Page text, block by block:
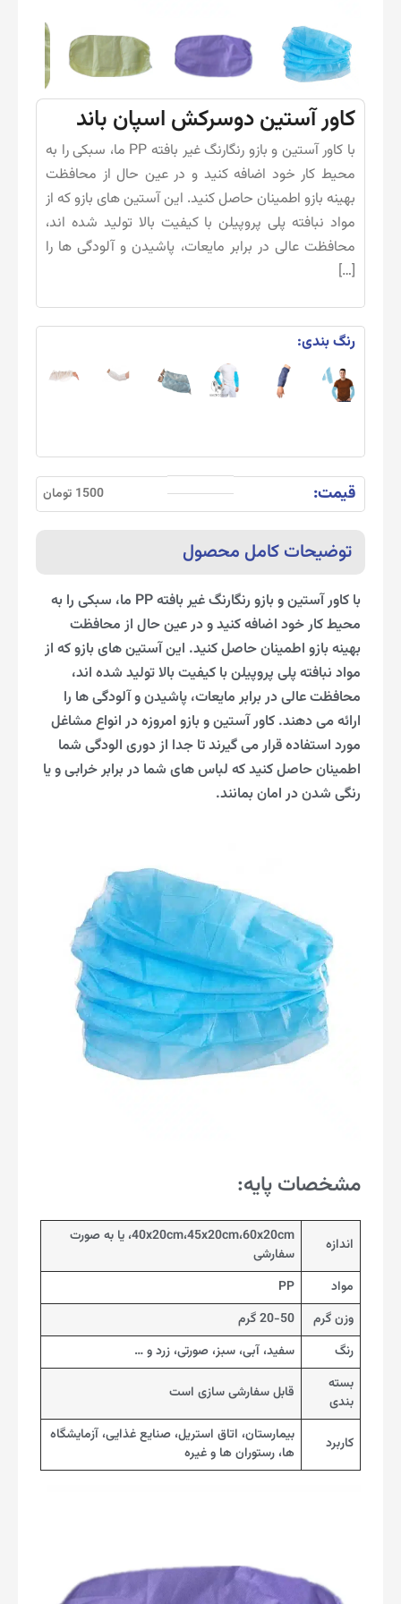
کاور آستین دوسرکش اسپان باند
با کاور آستین و بازو رنگارنگ غیر بافته PP ما، سبکی را به
محیط کار خود اضافه کنید و در عین حال از محافظت
بهینه بازو اطمینان حاصل کنید. این آستین های بازو که از
مواد نبافته پلی پروپیلن با کیفیت بالا تولید شده اند،
محافظت عالی در برابر مایعات، پاشیدن و آلودگی ها را
[…]
رنگ بندی:
قیمت: 1500 تومان
توضیحات کامل محصول
با کاور آستین و بازو رنگارنگ غیر بافته PP ما، سبکی را به
محیط کار خود اضافه کنید و در عین حال از محافظت
بهینه بازو اطمینان حاصل کنید. این آستین های بازو که از
مواد نبافته پلی پروپیلن با کیفیت بالا تولید شده اند،
محافظت عالی در برابر مایعات، پاشیدن و آلودگی ها را
ارائه می دهند. کاور آستین و بازو امروزه در انواع مشاغل
مورد استفاده قرار می گیرند تا جدا از دوری الودگی شما
اطمینان حاصل کنید که لباس های شما در برابر خرابی و یا
رنگی شدن در امان بمانند.
مشخصات پایه:
اندازه
40x20cm،45x20cm،60x20cm، یا به صورت
سفارشی
مواد
PP
وزن گرم
20-50 گرم
رنگ
سفید، آبی، سبز، صورتی، زرد و …
بسته
بندی
قابل سفارشی سازی است
کاربرد
بیمارستان، اتاق استریل، صنایع غذایی، آزمایشگاه
ها، رستوران ها و غیره